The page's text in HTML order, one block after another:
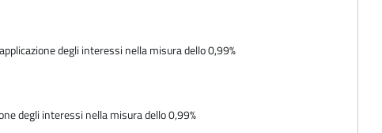
degli interessi nella misura dello 0,99%
degli interessi nella misura dello 0,99%